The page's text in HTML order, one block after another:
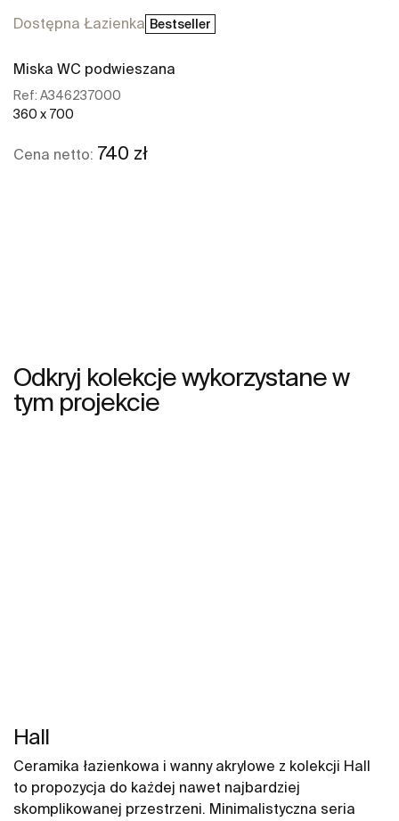
Dostępna Łazienka Bestseller
Miska WC podwieszana
Ref: A346237000
360 x 700
Cena netto: 740 zł
Odkryj kolekcje wykorzystane w
tym projekcie
Hall
Ceramika łazienkowa i wanny akrylowe z kolekcji Hall
to propozycja do każdej nawet najbardziej
skomplikowanej przestrzeni. Minimalistyczna seria